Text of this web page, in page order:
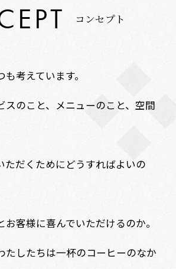
EPT コ ンセ プ ト
考えています。
スのこと、メニューのこと、空間
ただくためにどうすればよいの
お客様に喜んでいただけるのか。
たしたちは一杯のコーヒーのなか